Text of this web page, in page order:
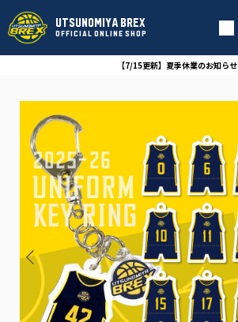
UTSUNOMIYA BREX
OFFICIAL ONLINE SHOP
【7/15更新】夏季休業のお知らせ